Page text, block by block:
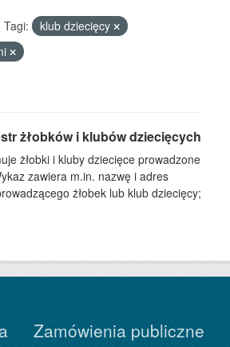
Tagi:
klub dziecięcy
żłobków i klubów dziecięcych
żłobki i kluby dziecięce prowadzone
zawiera m.in. nazwę i adres
żłobek lub klub dziecięcy;
Zamówienia publiczne